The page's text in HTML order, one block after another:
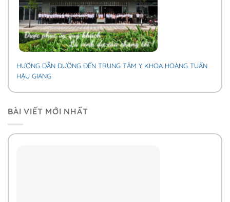
HƯỚNG DẪN ĐƯỜNG ĐẾN TRUNG TÂM Y KHOA HOÀNG TUẤN
HẬU GIANG
BÀI VIẾT MỚI NHẤT